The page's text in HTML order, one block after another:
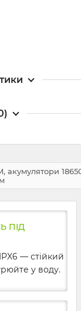
акумулятори
ПІД
— стійкий
у воду.